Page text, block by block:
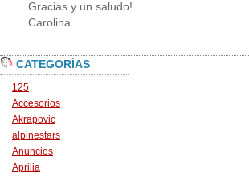
Gracias y un saludo!
Carolina
CATEGORÍAS
125
Accesorios
Akrapovic
alpinestars
Anuncios
Aprilia